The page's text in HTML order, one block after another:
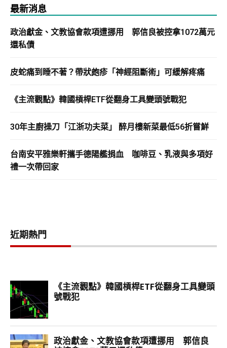
最新消息
政治獻金、文教協會款項遭挪用 郭信良被控拿1072萬元
還私債
皮蛇痛到睡不著？帶狀皰疹「神經阻斷術」可緩解疼痛
《主流觀點》韓國槓桿ETF從翻身工具變頭號戰犯
30年主廚操刀「江浙功夫菜」 醉月樓新菜最低56折嘗鮮
台南安平雅樂軒攜手德陽艦捐血 咖啡豆、乳液與多項好
禮一次帶回家
近期熱門